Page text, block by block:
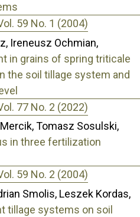
59 No. 1 (2004)
Ireneusz Ochmian,
in grains of spring triticale
the soil tillage system and
77 No. 2 (2022)
Tomasz Sosulski,
in three fertilization
59 No. 2 (2004)
Smolis, Leszek Kordas,
tillage systems on soil